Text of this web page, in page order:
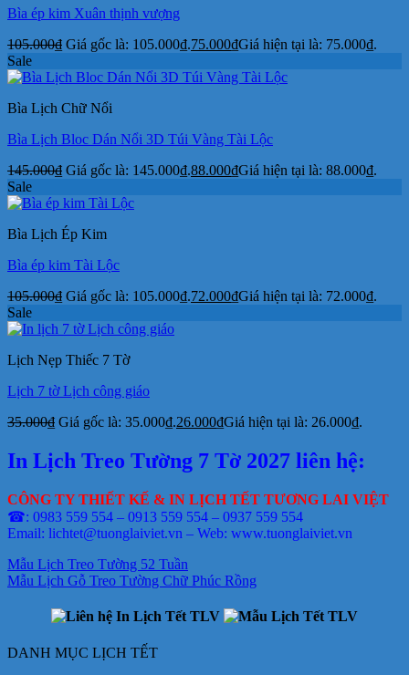
Bìa ép kim Xuân thịnh vượng
105.000₫ Giá gốc là: 105.000₫.75.000₫Giá hiện tại là: 75.000₫.
Sale
Bìa Lịch Chữ Nổi
Bìa Lịch Bloc Dán Nổi 3D Túi Vàng Tài Lộc
145.000₫ Giá gốc là: 145.000₫.88.000₫Giá hiện tại là: 88.000₫.
Sale
Bìa Lịch Ép Kim
Bìa ép kim Tài Lộc
105.000₫ Giá gốc là: 105.000₫.72.000₫Giá hiện tại là: 72.000₫.
Sale
Lịch Nẹp Thiếc 7 Tờ
Lịch 7 tờ Lịch công giáo
35.000₫ Giá gốc là: 35.000₫.26.000₫Giá hiện tại là: 26.000₫.
In Lịch Treo Tường 7 Tờ 2027 liên hệ:
CÔNG TY THIẾT KẾ & IN LỊCH TẾT TƯƠNG LAI VIỆT
☎: 0983 559 554 – 0913 559 554 – 0937 559 554
Email: lichtet@tuonglaiviet.vn – Web: www.tuonglaiviet.vn
Mẫu Lịch Treo Tường 52 Tuần
Mẫu Lịch Gỗ Treo Tường Chữ Phúc Rồng
DANH MỤC LỊCH TẾT